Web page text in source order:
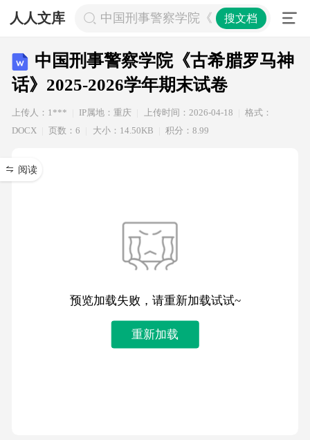
人人文库 中国刑事警察学院《古希腊罗马神话
搜文档
中国刑事警察学院《古希腊罗马神
话》2025-2026学年期末试卷
上传人：1*** IP属地：重庆 上传时间：2026-04-18
格式：
DOCX
页数：6 大小：14.50KB 积分：8.99
阅读
预览加载失败，请重新加载试试~
重新加载